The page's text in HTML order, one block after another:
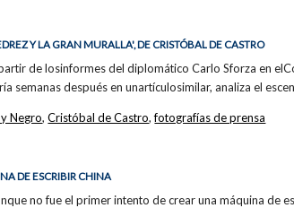
Y LA GRAN MURALLA', DE CRISTÓBAL DE CASTRO
de losinformes del diplomático Carlo Sforza en
semanas después en unartículosimilar, analiza el
Negro,Cristóbal de Castro,fotografías de prensa
DE ESCRIBIR CHINA
no fue el primer intento de crear una máquina de